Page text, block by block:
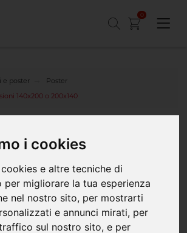
i cookies
e altre tecniche di
per migliorare la tua esperienza
nel nostro sito, per mostrarti
e annunci mirati, per
sul nostro sito, e per
0
e poster
Poster
140x200 o 200x140
cmoppure200 x 140 cm
ideale per affissioni, prebagnate.
con inchiostri a pigmento.